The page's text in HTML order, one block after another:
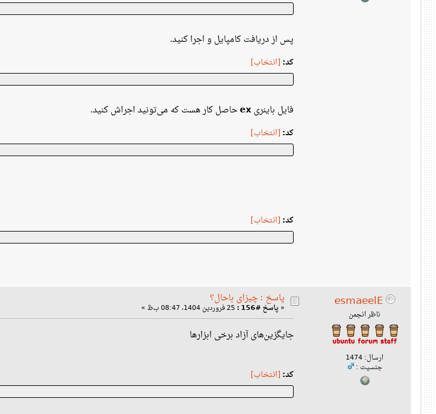
پس از دریافت کامپایل و اجرا کنید.
کد: [انتخاب]
فایل باینریexحاصل کار هست که می‌تونید اجراش کنید.
کد: [انتخاب]
کد: [انتخاب]
esmaeelE
ناظر انجمن
ارسال: 1474
جنسیت :
پاسخ : چیزای باحال؟
« پاسخ #156 :
جایگزین‌های آزاد برخی ابزارها
کد: [انتخاب]